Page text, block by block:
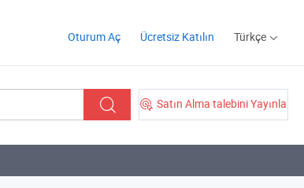
Oturum Aç Ücretsiz Katılın Türkçe
Satın Alma talebini Yayınla